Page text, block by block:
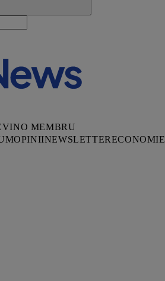
MEMBRU
OPINIINEWSLETTERECONOMIE